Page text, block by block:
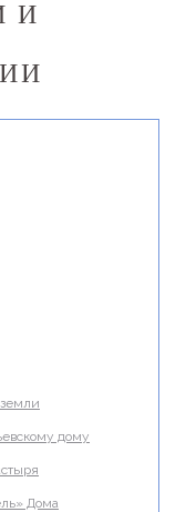
И
дому
Дома